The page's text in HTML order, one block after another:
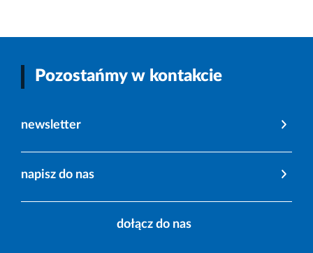
Pozostańmy w kontakcie
newsletter
napisz do nas
dołącz do nas